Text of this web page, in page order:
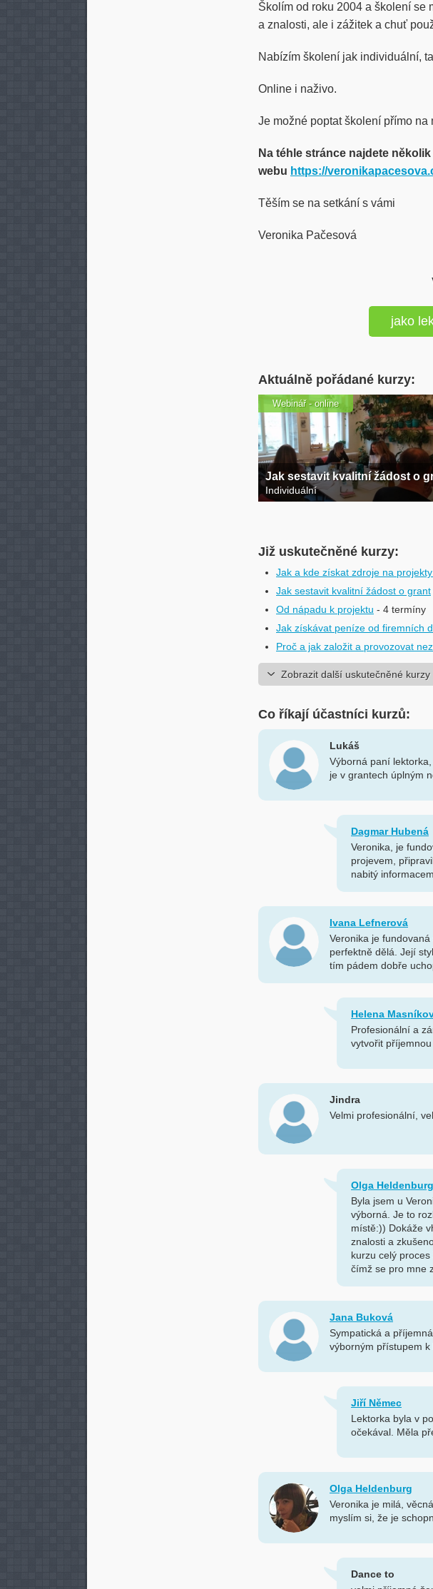
Školím od roku 2004 a školení se
a znalosti, ale i zážitek a chuť
Nabízím školení jak individuální,
Online i naživo.
Je možné poptat školení přímo
Na téhle stránce najdete
webu https://
Těším se na setkání s vámi
Veronika Pačesová
jako
Aktuálně pořádané kurzy:
Jak sestavit kvalitní žádost o
Individuální
Webinář - online
Již uskutečněné kurzy:
Jak a kde získat zdroje na
Jak sestavit kvalitní žádost o grant
Od nápadu k projektu - 4 termíny
Jak získávat peníze od firemních
Proč a jak založit a provozovat
Zobrazit další uskutečněné kurzy
Co říkají účastníci kurzů:
Lukáš
Výborná paní
je v grantech úplným
Dagmar Hubená
Veronika, je
projevem,
nabitý
Ivana Lefnerová
Veronika je
perfektně dělá. Její
tím pádem dobře
Helena
Profesionální a
vytvořit
Jindra
Velmi profesionální,
Olga Heldenburg
Byla jsem u
výborná. Je to
místě:)) Dokáže
znalosti a
kurzu celý
čímž se pro mne
Jana Buková
Sympatická a
výborným přístupem k
Jiří Němec
Lektorka byla v
očekával. Měla
Olga Heldenburg
Veronika je milá,
myslím si, že je
Dance to